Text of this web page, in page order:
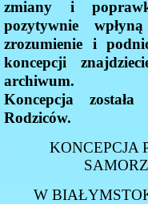
zmiany i
pozytywnie
zrozumienie i
koncepcji
archiwum.
Koncepcja
Rodziców.
KONCEPCJA
W